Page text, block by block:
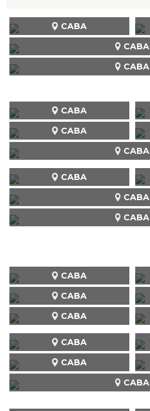
CABA
CABA
CABA
CABA
CABA
CABA
CABA
CABA
CABA
CABA
CABA
CABA
CABA
CABA
CABA